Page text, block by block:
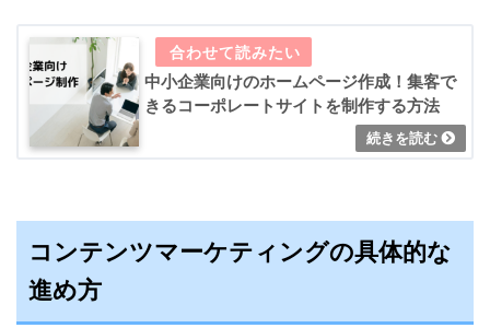
中小企業向けのホームページ作成！集客で
きるコーポレートサイトを制作する方法
コンテンツマーケティングの具体的な
進め方